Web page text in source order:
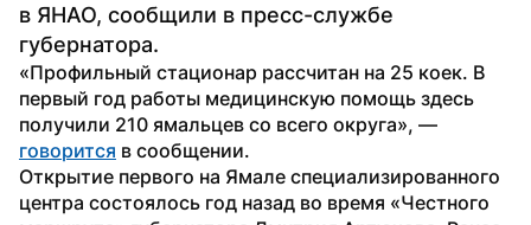
в ЯНАО, сообщили в пресс-службе
губернатора.
«Профильный стационар рассчитан на 25 коек. В
первый год работы медицинскую помощь здесь
говорится в сообщении.
Открытие первого на Ямале специализированного
центра состоялось год назад во время «Честного